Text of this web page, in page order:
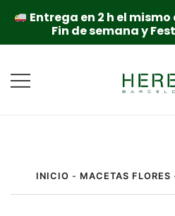
contenido
INICIO - MACETAS FLORES
Entrega en 2 h el
Fin de semana y